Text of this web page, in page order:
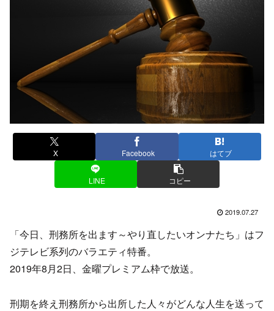
X Facebook はてブ
LINE コピー
2019.07.27
「今日、刑務所を出ます～やり直したいオンナたち」はフ
ジテレビ系列のバラエティ特番。
2019年8月2日、金曜プレミアム枠で放送。
刑期を終え刑務所から出所した人々がどんな人生を送って